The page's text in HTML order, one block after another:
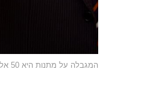
המגבלה על מתנות היא 50 אלף שקל